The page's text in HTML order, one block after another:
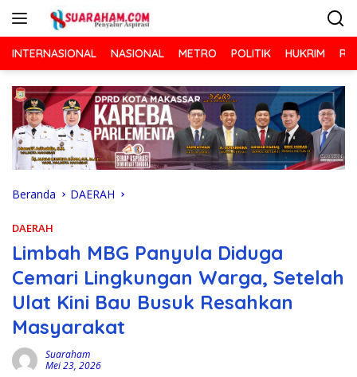
INTERNASIONAL NASIONAL METRO POLITIK HUKRIM
Beranda DAERAH
DAERAH
Limbah MBG Panyula Diduga
Cemari Lingkungan Warga, Setelah
Ulat Kini Bau Busuk Resahkan
Masyarakat
Suaraham
Mei 23, 2026